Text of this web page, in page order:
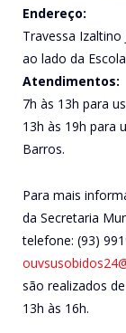
Endereço:
Travessa
ao lado da
Atendimentos:
7h às 13h para
13h às 19h para
Barros.
Para mais
da Secretaria
telefone: (93)
são realizados
13h às 16h.